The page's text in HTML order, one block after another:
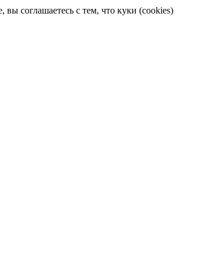
соглашаетесь с тем, что куки (cookies)